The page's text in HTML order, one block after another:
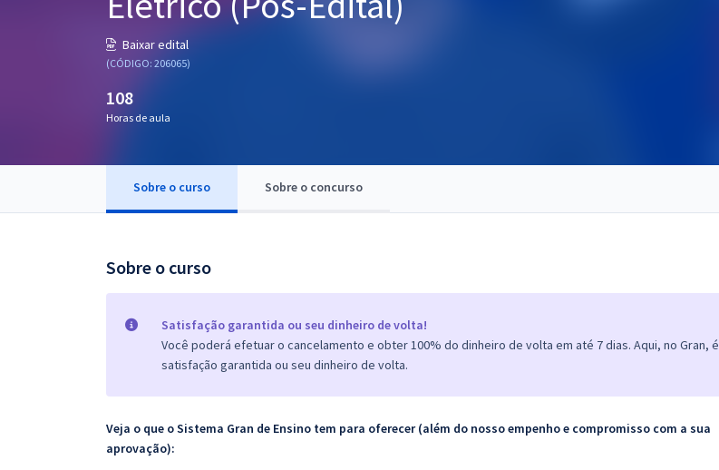
Baixar edital
(CÓDIGO: 206065)
108
Horas de aula
Sobre o curso Sobre o concurso
Sobre o curso
Satisfação garantida ou seu dinheiro de volta!
Você poderá efetuar o cancelamento e obter 100% do dinheiro de volta em até 7 dias. Aqui, no Gran, é
satisfação garantida ou seu dinheiro de volta.
Veja o que o Sistema Gran de Ensino tem para oferecer (além do nosso empenho e compromisso com a sua
aprovação):